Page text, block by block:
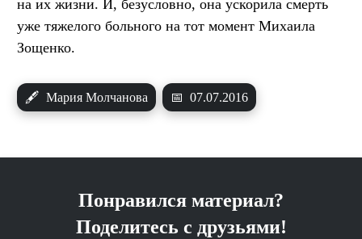
на их жизни. И, безусловно, она ускорила смерть
уже тяжелого больного на тот момент Михаила
Зощенко.
🖋 Мария Молчанова 📅 07.07.2016
Понравился материал?
Поделитесь с друзьями!